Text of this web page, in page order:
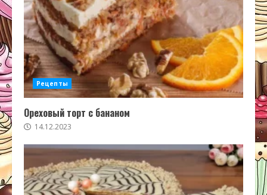
Рецепты
Ореховый торт с бананом
14.12.2023